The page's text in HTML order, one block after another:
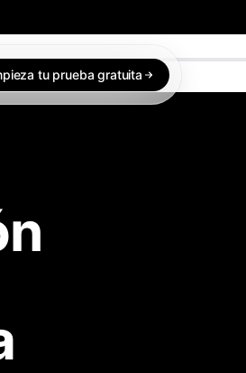
tu prueba gratuita